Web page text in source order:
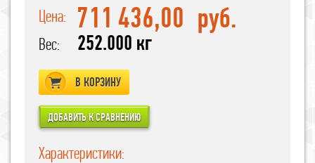
Цена: 711 436,00 руб.
Вес: 252.000 кг
В КОРЗИНУ
Характеристики: